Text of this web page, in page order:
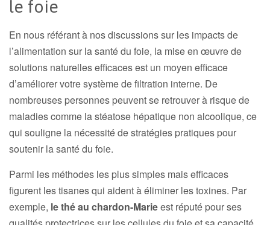
le foie
En nous référant à nos discussions sur les impacts de
l’alimentation sur la santé du foie, la mise en œuvre de
solutions naturelles efficaces est un moyen efficace
d’améliorer votre système de filtration interne. De
nombreuses personnes peuvent se retrouver à risque de
maladies comme la stéatose hépatique non alcoolique, ce
qui souligne la nécessité de stratégies pratiques pour
soutenir la santé du foie.
Parmi les méthodes les plus simples mais efficaces
figurent les tisanes qui aident à éliminer les toxines. Par
exemple, le thé au chardon-Marieest réputé pour ses